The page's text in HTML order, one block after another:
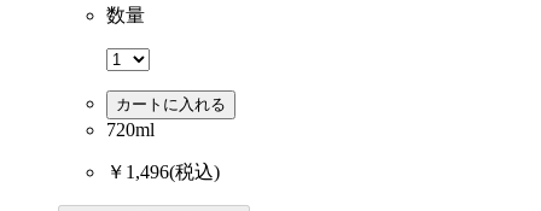
数量
カートに入れる
720ml
￥1,496(税込)